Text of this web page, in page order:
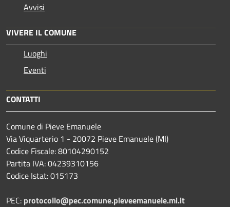
Avvisi
VIVERE IL COMUNE
Luoghi
Eventi
CONTATTI
Comune di Pieve Emanuele
Via Viquarterio 1 - 20072 Pieve Emanuele (MI)
Codice Fiscale: 80104290152
Partita IVA: 04239310156
Codice Istat: 015173
PEC: protocollo@pec.comune.pieveemanuele.mi.it